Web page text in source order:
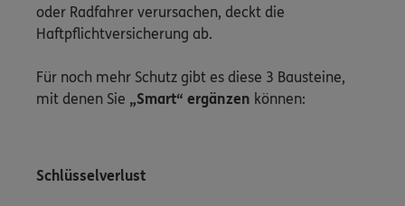
oder Radfahrer verursachen, deckt die
Haftpflichtversicherung ab.
Für noch mehr Schutz gibt es diese 3 Bausteine,
mit denen Sie „Smart“ ergänzen können:
Schlüsselverlust